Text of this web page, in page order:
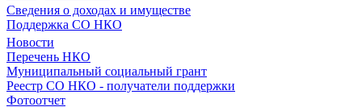
Сведения о доходах и имуществе
Поддержка СО НКО
Новости
Перечень НКО
Муниципальный социальный грант
Реестр СО НКО - получатели поддержки
Фотоотчет